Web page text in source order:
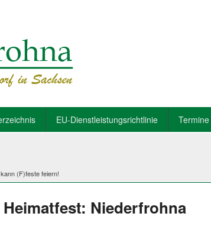
EU-Dienstleistungsrichtlinie Termine
(F)feste feiern!
Niederfrohna